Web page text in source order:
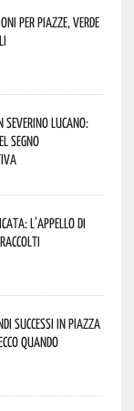
per piazze, verde
Severino Lucano:
segno
l’appello di
successi in piazza
quando